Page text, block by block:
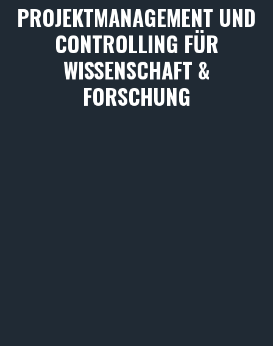
PROJEKTMANAGEMENT UND
CONTROLLING FÜR
WISSENSCHAFT &
FORSCHUNG